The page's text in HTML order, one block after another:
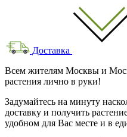
Доставка
Всем жителям Москвы и
растения лично в руки!
Задумайтесь на минуту
доставку и получить
удобном для Вас месте и в